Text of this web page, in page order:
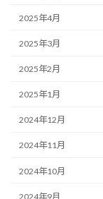
2025年4月
2025年3月
2025年2月
2025年1月
2024年12月
2024年11月
2024年10月
2024年9月